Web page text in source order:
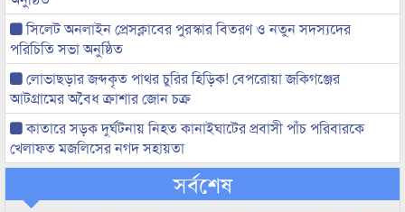
সিলেট অনলাইন প্রেসক্লাবের পুরস্কার বিতরণ ও নতুন সদস্যদের
পরিচিতি সভা অনুষ্ঠিত
লোভাছড়ার জব্দকৃত পাথর চুরির হিড়িক! বেপরোয়া জকিগঞ্জের
আটগ্রামের অবৈধ ক্রাশার জোন চক্র
কাতারে সড়ক দুর্ঘটনায় নিহত কানাইঘাটের প্রবাসী পাঁচ পরিবারকে
খেলাফত মজলিসের নগদ সহায়তা
সর্বশেষ